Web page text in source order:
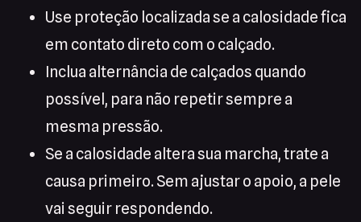
Use proteção localizada se a calosidade fica
em contato direto com o calçado.
Inclua alternância de calçados quando
possível, para não repetir sempre a
mesma pressão.
Se a calosidade altera sua marcha, trate a
causa primeiro. Sem ajustar o apoio, a pele
vai seguir respondendo.